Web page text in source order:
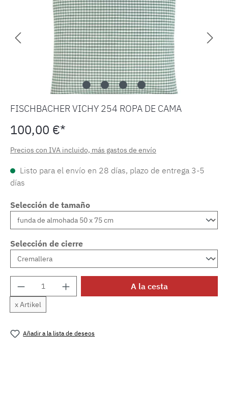
FISCHBACHER VICHY 254 ROPA DE CAMA
100,00 €*
Precios con IVA incluido, más gastos de envío
Listo para el envío en 28 días, plazo de entrega 3-5
días
Selección de tamaño
Selección de cierre
Cantidad del producto: introduce la
x Artikel
A la cesta
Añadir a la lista de deseos